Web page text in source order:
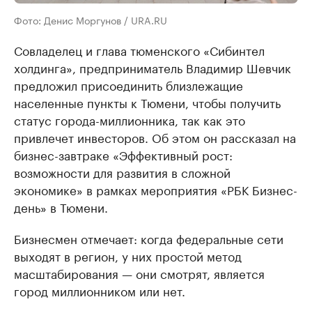
Фото: Денис Моргунов / URA.RU
Совладелец и глава тюменского «Сибинтел
холдинга», предприниматель Владимир Шевчик
предложил присоединить близлежащие
населенные пункты к Тюмени, чтобы получить
статус города-миллионника, так как это
привлечет инвесторов. Об этом он рассказал на
бизнес-завтраке «Эффективный рост:
возможности для развития в сложной
экономике» в рамках мероприятия «РБК Бизнес-
день» в Тюмени.
Бизнесмен отмечает: когда федеральные сети
выходят в регион, у них простой метод
масштабирования — они смотрят, является
город миллионником или нет.